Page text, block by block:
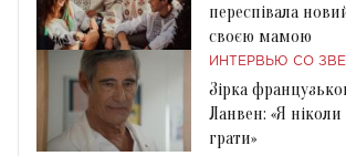
переспівала
своєю мамою
ИНТЕРВЬЮ СО
Зірка
Ланвен: «Я
грати»